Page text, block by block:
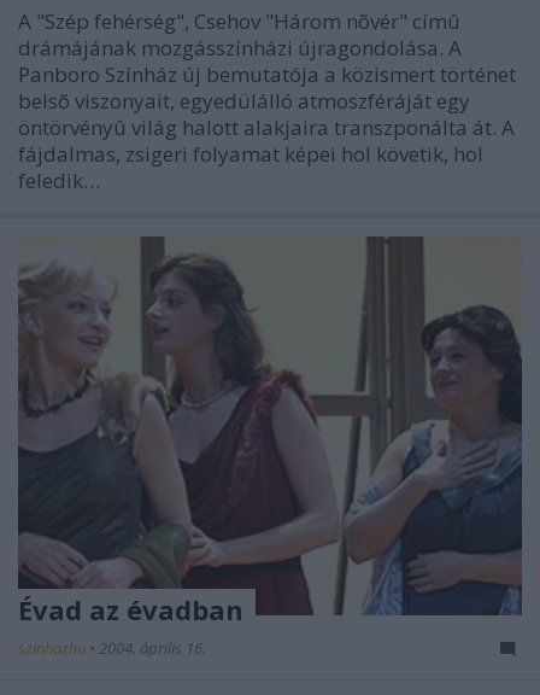
A "Szép fehérség", Csehov "Három nõvér" címû
drámájának mozgásszínházi újragondolása. A
Panboro Színház új bemutatója a közismert történet
belsõ viszonyait, egyedülálló atmoszféráját egy
öntörvényû világ halott alakjaira transzponálta át. A
fájdalmas, zsigeri folyamat képei hol követik, hol
feledik…
Évad az évadban
szinhazhu • 2004. április 16.